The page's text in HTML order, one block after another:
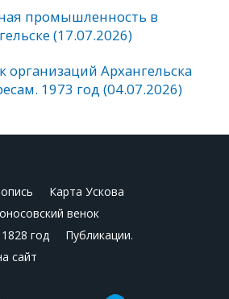
промышленность в
(17.07.2026)
организаций Архангельска
1973 год (04.07.2026)
Карта Ускова
венок
год
Публикации.
сайт